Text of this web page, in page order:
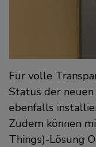
Für volle
Status der
ebenfalls
Zudem können
Things)-Lösung